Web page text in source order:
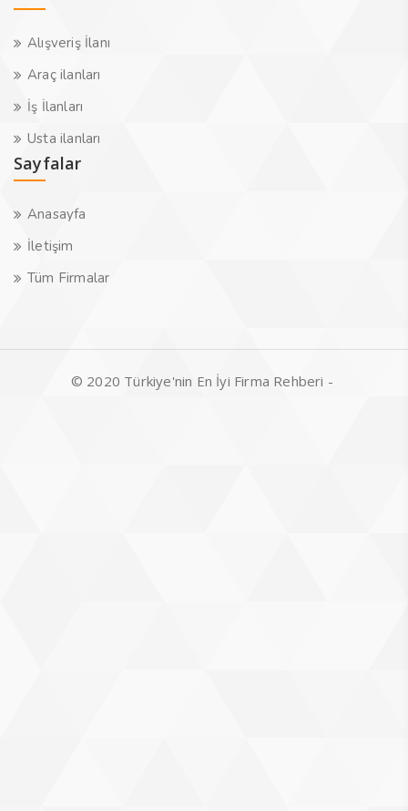
Alışveriş İlanı
Araç ilanları
İş İlanları
Usta ilanları
Sayfalar
Anasayfa
İletişim
Tüm Firmalar
© 2020 Türkiye'nin En İyi Firma Rehberi -